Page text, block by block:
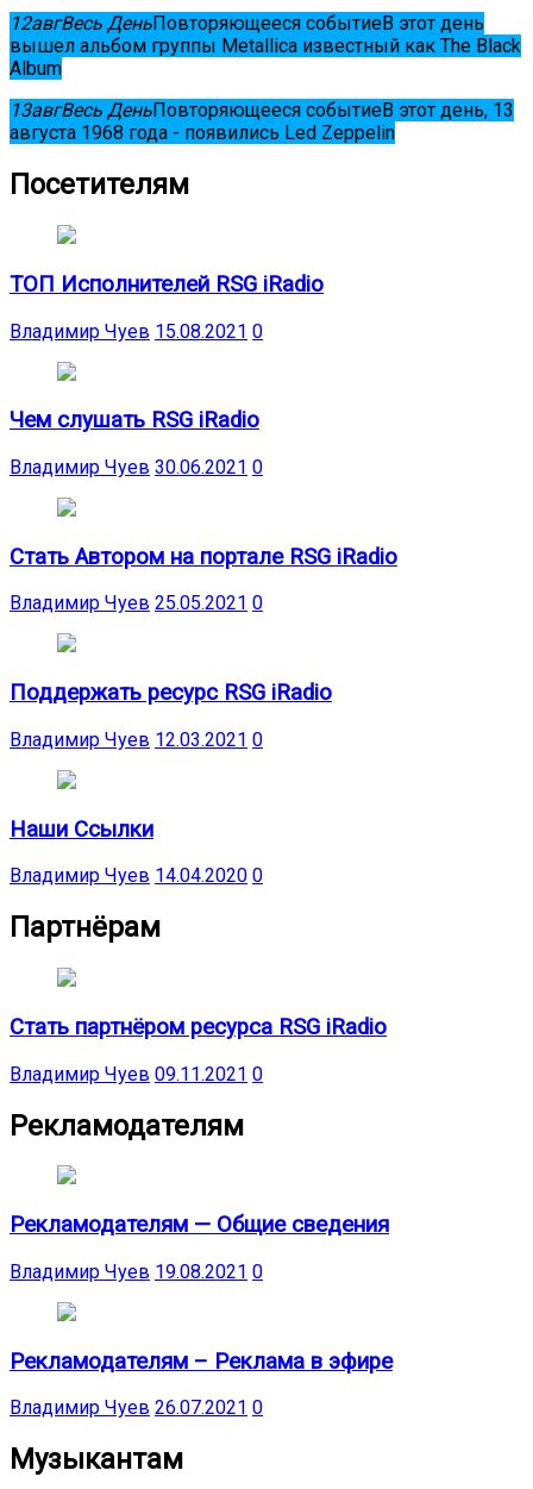
12авгВесь ДеньПовторяющееся событиеВ этот день
вышел альбом группы Metallica известный как The Black
Album
13авгВесь ДеньПовторяющееся событиеВ этот день, 13
августа 1968 года - появились Led Zeppelin
Посетителям
ТОП Исполнителей RSG iRadio
Владимир Чуев 15.08.2021 0
Чем слушать RSG iRadio
Владимир Чуев 30.06.2021 0
Стать Автором на портале RSG iRadio
Владимир Чуев 25.05.2021 0
Поддержать ресурс RSG iRadio
Владимир Чуев 12.03.2021 0
Наши Ссылки
Владимир Чуев 14.04.2020 0
Партнёрам
Стать партнёром ресурса RSG iRadio
Владимир Чуев 09.11.2021 0
Рекламодателям
Рекламодателям — Общие сведения
Владимир Чуев 19.08.2021 0
Рекламодателям – Реклама в эфире
Владимир Чуев 26.07.2021 0
Музыкантам